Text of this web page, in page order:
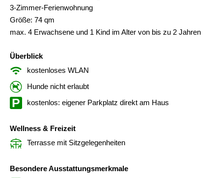
3-Zimmer-Ferienwohnung
Größe: 74 qm
max. 4 Erwachsene und 1 Kind im Alter von bis zu 2 Jahren
Überblick
kostenloses WLAN
Hunde nicht erlaubt
kostenlos: eigener Parkplatz direkt am Haus
Wellness & Freizeit
Terrasse mit Sitzgelegenheiten
Besondere Ausstattungsmerkmale